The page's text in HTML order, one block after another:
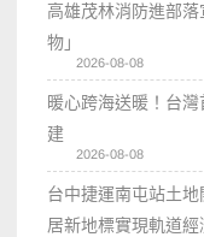
高雄茂林消防進部
物」
2026-08-08
暖心跨海送暖！台
建
2026-08-08
台中捷運南屯站土
居新地標實現軌道經